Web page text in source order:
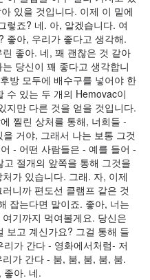
있을 것입니다. 이제 이 밑에
렇죠? 네. 아, 알겠습니다. 여
좋아, 우리가 좋다고 생각해.
좋아. 네, 꽤 괜찮은 것 같아
당신이 꽤 좋다고 생각합니
방 모두에 배수구를 넣어야 한
수 있는 두 개의 Hemovac이
지만 다른 것을 얻을 것입니다.
찔린 상처를 통해, 너희들 -
거야, 그래서 나는 보통 그것
- 어떤 사람들은 - 예를 들어 -
절개의 앞쪽을 통해 그것을
가 있습니다. 그래. 자, 이제
니까 편도선 클램프 같은 것
잡는다면 말이죠. 좋아, 너는
기까지 먹여볼게요. 당신은
보고 계신가요? 그걸 통해 들
가 간다 - 영화에서처럼- 저
가 간다 - 붐, 붐, 붐, 붐, 붐.
좋아. 네.